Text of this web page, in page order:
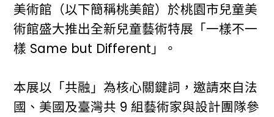
美術館（以下簡稱桃美館）於桃園市兒童美
術館盛大推出全新兒童藝術特展「一樣不一
樣 Same but Different」。
本展以「共融」為核心關鍵詞，邀請來自法
國、美國及臺灣共 9 組藝術家與設計團隊參